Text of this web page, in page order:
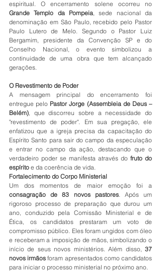
Grande Templo da Pompeia, sede nacional da
denominação em São Paulo, recebido pelo Pastor
Paulo Lutero de Melo. Segundo o Pastor Luiz
Bergamim, presidente da Convenção SP e do
Conselho Nacional, o evento simbolizou a
continuidade de uma obra que tem alcançado
gerações.
O Revestimento de Poder
A mensagem principal do encerramento foi
entregue pelo Pastor Jorge (Assembleia de Deus –
Belém), que discorreu sobre a necessidade do
"revestimento de poder". Em sua pregação, ele
enfatizou que a igreja precisa da capacitação do
Espírito Santo para sair do campo da especulação
e entrar no campo da ação, destacando que o
verdadeiro poder se manifesta através do fruto do
espírito e da coerência de vida.
Fortalecimento do Corpo Ministerial
consagração de 83 novos pastores. Após um
rigoroso processo de preparação que durou um
ano, conduzido pela Comissão Ministerial e de
Ética, os candidatos prestaram um voto de
compromisso público. Eles foram ungidos com óleo
e receberam a imposição de mãos, simbolizando o
início de seus novos ministérios. Além disso, 37
novos irmãos foram apresentados como candidatos
para iniciar o processo ministerial no próximo ano.